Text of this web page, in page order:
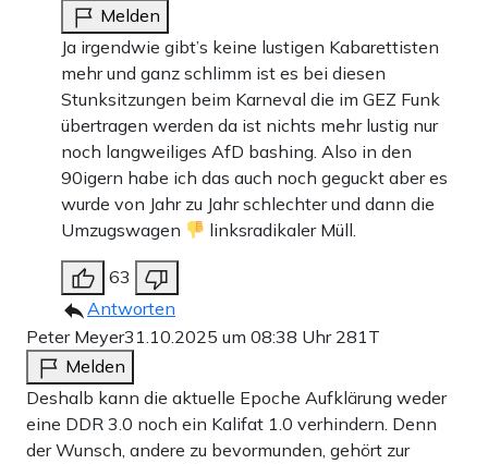
Melden
Ja irgendwie gibt’s keine lustigen Kabarettisten
mehr und ganz schlimm ist es bei diesen
Stunksitzungen beim Karneval die im GEZ Funk
übertragen werden da ist nichts mehr lustig nur
noch langweiliges AfD bashing. Also in den
90igern habe ich das auch noch geguckt aber es
wurde von Jahr zu Jahr schlechter und dann die
Umzugswagen
linksradikaler Müll.
63
Antworten
Peter Meyer31.10.2025 um 08:38 Uhr 281T
Melden
Deshalb kann die aktuelle Epoche Aufklärung weder
eine DDR 3.0 noch ein Kalifat 1.0 verhindern. Denn
der Wunsch, andere zu bevormunden, gehört zur